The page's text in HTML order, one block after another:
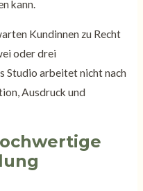
kann.
Kundinnen zu Recht
oder drei
Studio arbeitet nicht nach
Ausdruck und